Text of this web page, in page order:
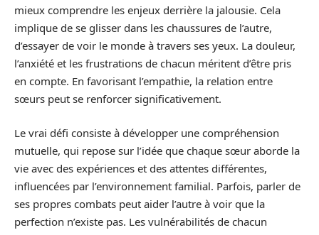
mieux comprendre les enjeux derrière la jalousie. Cela
implique de se glisser dans les chaussures de l’autre,
d’essayer de voir le monde à travers ses yeux. La douleur,
l’anxiété et les frustrations de chacun méritent d’être pris
en compte. En favorisant l’empathie, la relation entre
sœurs peut se renforcer significativement.
Le vrai défi consiste à développer une compréhension
mutuelle, qui repose sur l’idée que chaque sœur aborde la
vie avec des expériences et des attentes différentes,
influencées par l’environnement familial. Parfois, parler de
ses propres combats peut aider l’autre à voir que la
perfection n’existe pas. Les vulnérabilités de chacun